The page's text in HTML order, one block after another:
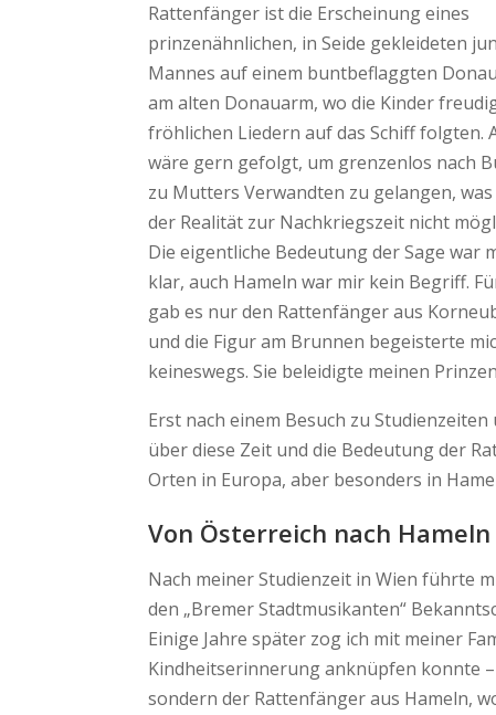
Rattenfänger ist die Erscheinung eines
prinzenähnlichen, in Seide gekleideten
Mannes auf einem buntbeflaggten
am alten Donauarm, wo die Kinder
fröhlichen Liedern auf das Schiff folgten.
wäre gern gefolgt, um grenzenlos nach
zu Mutters Verwandten zu gelangen, was
der Realität zur Nachkriegszeit nicht
Die eigentliche Bedeutung der Sage war
klar, auch Hameln war mir kein Begriff.
gab es nur den Rattenfänger aus
und die Figur am Brunnen begeisterte
keineswegs. Sie beleidigte meinen
Erst nach einem Besuch zu
über diese Zeit und die Bedeutung der
Orten in Europa, aber besonders in
Von Österreich nach Hameln
Nach meiner Studienzeit in Wien führte
den „Bremer Stadtmusikanten“
Einige Jahre später zog ich mit meiner
Kindheitserinnerung anknüpfen konnte
sondern der Rattenfänger aus Hameln,